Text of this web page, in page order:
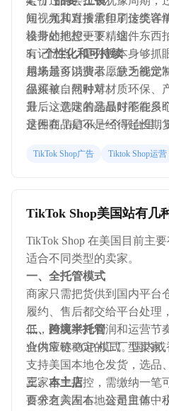
间，尤其对按需印刷这类客
格带的把控更要精细。
短视频和直播承担了传统详
设身处地想一下，这件东西
有记忆点，是外观本身够抓
用场景可以演示，缺乏视觉
很难被自然种草。
5、个性化和可持续
越来越多消费者愿意为能定
品买单，同时对材质环保、
升，这意味着选品时不能只
这件商品是不是经得起长期
最后，选定的品最好能在多
是困在 TikTok 一个平台里
TikTok Shop广告 Tiktok Shop运营
TikTok Shop美国站有几
TikTok Shop 在美国目前主
适合不同类型的卖家。
一、全托管模式
商家只需把货供到国内平台
履约、售后都交给平台处理
低，但商家对利润和运营节
合供应链稳定的工厂型卖家
二、跨境半托管
业内常称 POP 模式。国内
支持美国本地仓发货，选品
卖家自主把控，需缴纳一笔
百分之六左右。这是目前中
三、本土店
要求有美国本地公司主体、